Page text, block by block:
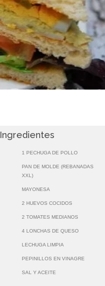
Ingredientes
1 PECHUGA DE POLLO
PAN DE MOLDE (REBANADAS
XXL)
MAYONESA
2 HUEVOS COCIDOS
2 TOMATES MEDIANOS
4 LONCHAS DE QUESO
LECHUGA LIMPIA
PEPINILLOS EN VINAGRE
SAL Y ACEITE